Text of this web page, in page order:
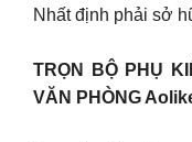
Nhất định phải sở
TRỌN BỘ PHỤ
VĂN PHÒNG